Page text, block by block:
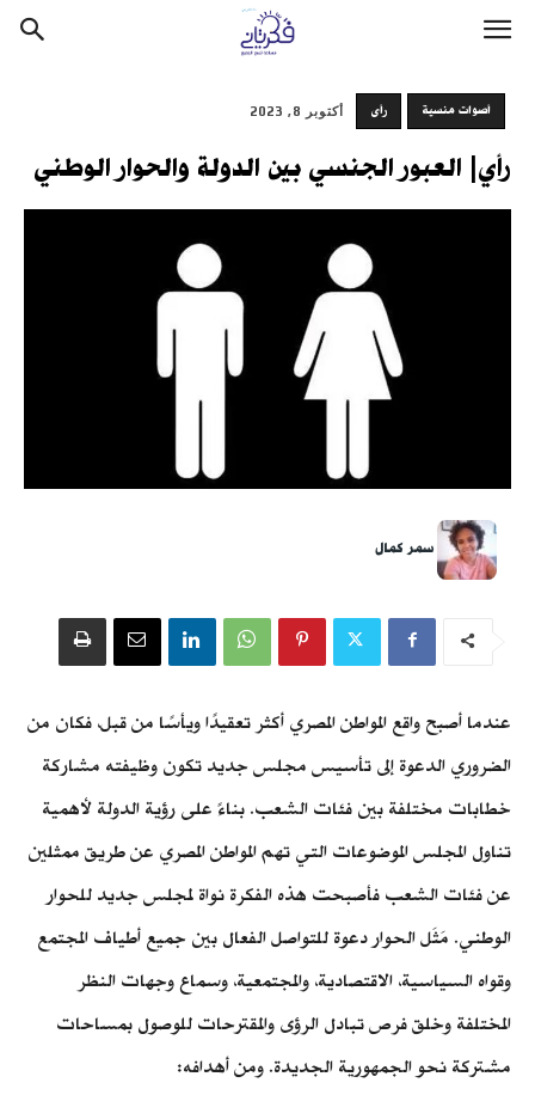
أصوات منسية رأى أكتوبر 8, 2023
رأي| العبور الجنسي بين الدولة والحوار الوطني
سمر كمال
عندما أصبح واقع المواطن المصري أكثر تعقيدًا ويأسًا من قبل، فكان من
الضروري الدعوة إلى تأسيس مجلس جديد تكون وظيفته مشاركة
خطابات مختلفة بين فئات الشعب. بناءً على رؤية الدولة لأهمية
تناول المجلس الموضوعات التي تهم المواطن المصري عن طريق ممثلين
عن فئات الشعب فأصبحت هذه الفكرة نواة لمجلس جديد للحوار
الوطني. مَثَل الحوار دعوة للتواصل الفعال بين جميع أطياف المجتمع
وقواه السياسية، الاقتصادية، والمجتمعية، وسماع وجهات النظر
المختلفة وخلق فرص تبادل الرؤى والمقترحات للوصول بمساحات
مشتركة نحو الجمهورية الجديدة. ومن أهدافه: